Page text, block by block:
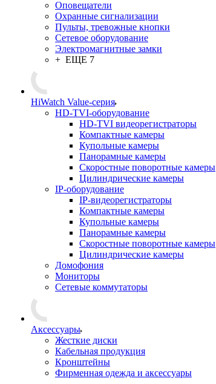
Оповещатели
Охранные сигнализации
Пульты, тревожные кнопки
Сетевое оборудование
Электромагнитные замки
+ ЕЩЕ 7
HiWatch Value-серия
HD-TVI-оборудование
HD-TVI видеорегистраторы
Компактные камеры
Купольные камеры
Панорамные камеры
Скоростные поворотные камеры
Цилиндрические камеры
IP-оборудование
IP-видеорегистраторы
Компактные камеры
Купольные камеры
Панорамные камеры
Скоростные поворотные камеры
Цилиндрические камеры
Домофония
Мониторы
Сетевые коммутаторы
Аксессуары
Жесткие диски
Кабельная продукция
Кронштейны
Фирменная одежда и аксессуары